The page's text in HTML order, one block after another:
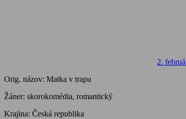
2.
Orig. názov: Matka v trapu
Žáner: skorokomédia, romantický
Krajina: Česká republika